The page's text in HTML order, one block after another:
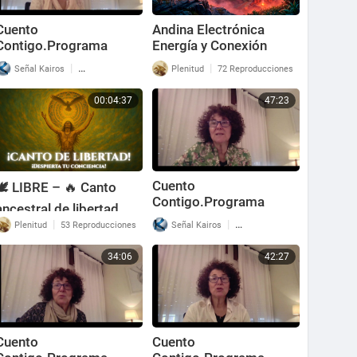
Apolonio de
Señal Kairos | 66 Reproducciones
Andina Electrónica
Energía y Conexión
Espiritual
Plenitud | 72 Reproducciones
00:04:37
LIBRE – 🔥 Canto
de libertad
Plenitud | 53 Reproducciones
47:23
Cuento
Contigo.Programa
nº172. Fábulas de La
Fontaine
Señal Kairos | 92 Reproducciones
34:06 42:27
Cuento